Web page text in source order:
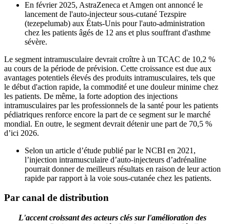
En février 2025, AstraZeneca et Amgen ont annoncé le
lancement de l'auto-injecteur sous-cutané Tezspire
(tezepelumab) aux États-Unis pour l'auto-administration
chez les patients âgés de 12 ans et plus souffrant d'asthme
sévère.
Le segment intramusculaire devrait croître à un TCAC de 10,2 %
au cours de la période de prévision. Cette croissance est due aux
avantages potentiels élevés des produits intramusculaires, tels que
le début d'action rapide, la commodité et une douleur minime chez
les patients. De même, la forte adoption des injections
intramusculaires par les professionnels de la santé pour les patients
pédiatriques renforce encore la part de ce segment sur le marché
mondial. En outre, le segment devrait détenir une part de 70,5 %
d’ici 2026.
Selon un article d’étude publié par le NCBI en 2021,
l’injection intramusculaire d’auto-injecteurs d’adrénaline
pourrait donner de meilleurs résultats en raison de leur action
rapide par rapport à la voie sous-cutanée chez les patients.
Par canal de distribution
L'accent croissant des acteurs clés sur l'amélioration des